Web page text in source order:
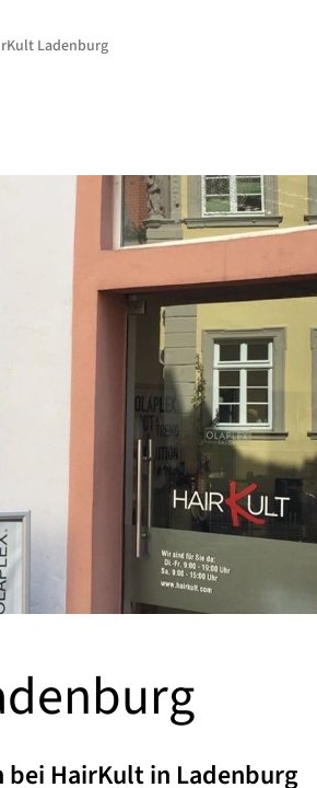
Ladenburg
HairKult in Ladenburg